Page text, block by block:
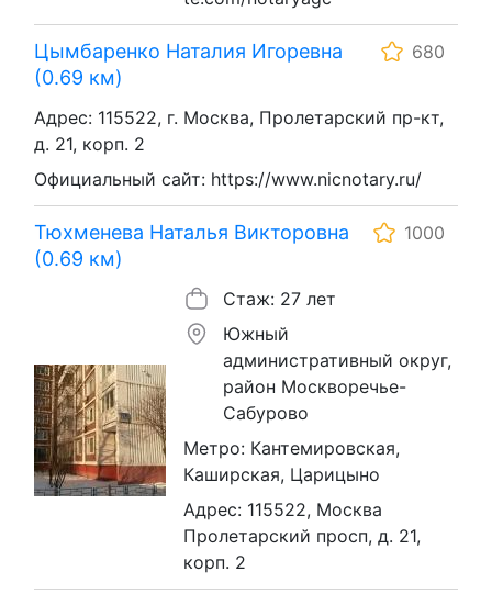
Цымбаренко Наталия Игоревна
(0.69 км)
680
Адрес: 115522, г. Москва, Пролетарский пр-кт,
д. 21, корп. 2
Официальный сайт: https://www.nicnotary.ru/
Тюхменева Наталья Викторовна
(0.69 км)
1000
Стаж: 27 лет
Южный
административный округ,
район Москворечье-
Сабурово
Метро: Кантемировская,
Каширская, Царицыно
Адрес: 115522, Москва
Пролетарский просп, д. 21,
корп. 2